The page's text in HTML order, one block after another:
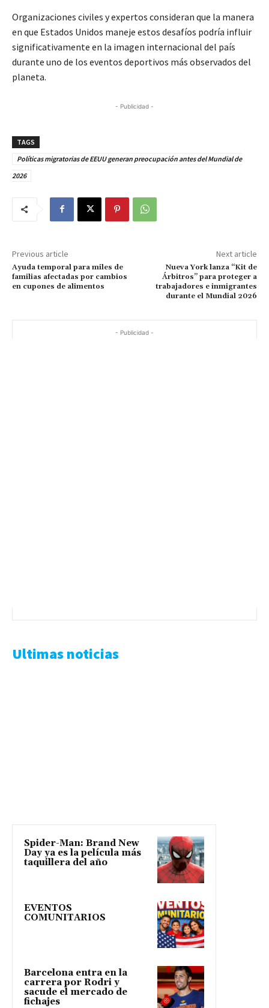
Organizaciones civiles y expertos consideran que la manera
en que Estados Unidos maneje estos desafíos podría influir
significativamente en la imagen internacional del país
durante uno de los eventos deportivos más observados del
planeta.
- Publicidad -
TAGS
Políticas migratorias de EEUU generan preocupación antes del Mundial de
2026
Previous article
Ayuda temporal para miles de
familias afectadas por cambios
en cupones de alimentos
Next article
Nueva York lanza “Kit de
Árbitros” para proteger a
trabajadores e inmigrantes
durante el Mundial 2026
- Publicidad -
Ultimas noticias
Spider-Man: Brand New
Day ya es la película más
taquillera del año
EVENTOS
COMUNITARIOS
Barcelona entra en la
carrera por Rodri y
sacude el mercado de
fichajes